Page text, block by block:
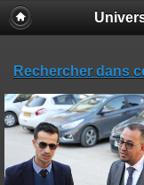
Rechercher dans